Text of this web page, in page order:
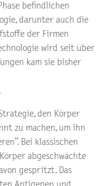
befindlichen
darunter auch die
der Firmen
wird seit über
kam sie bisher
den Körper
zu machen, um ihn
Bei klassischen
abgeschwächte
gespritzt. Das